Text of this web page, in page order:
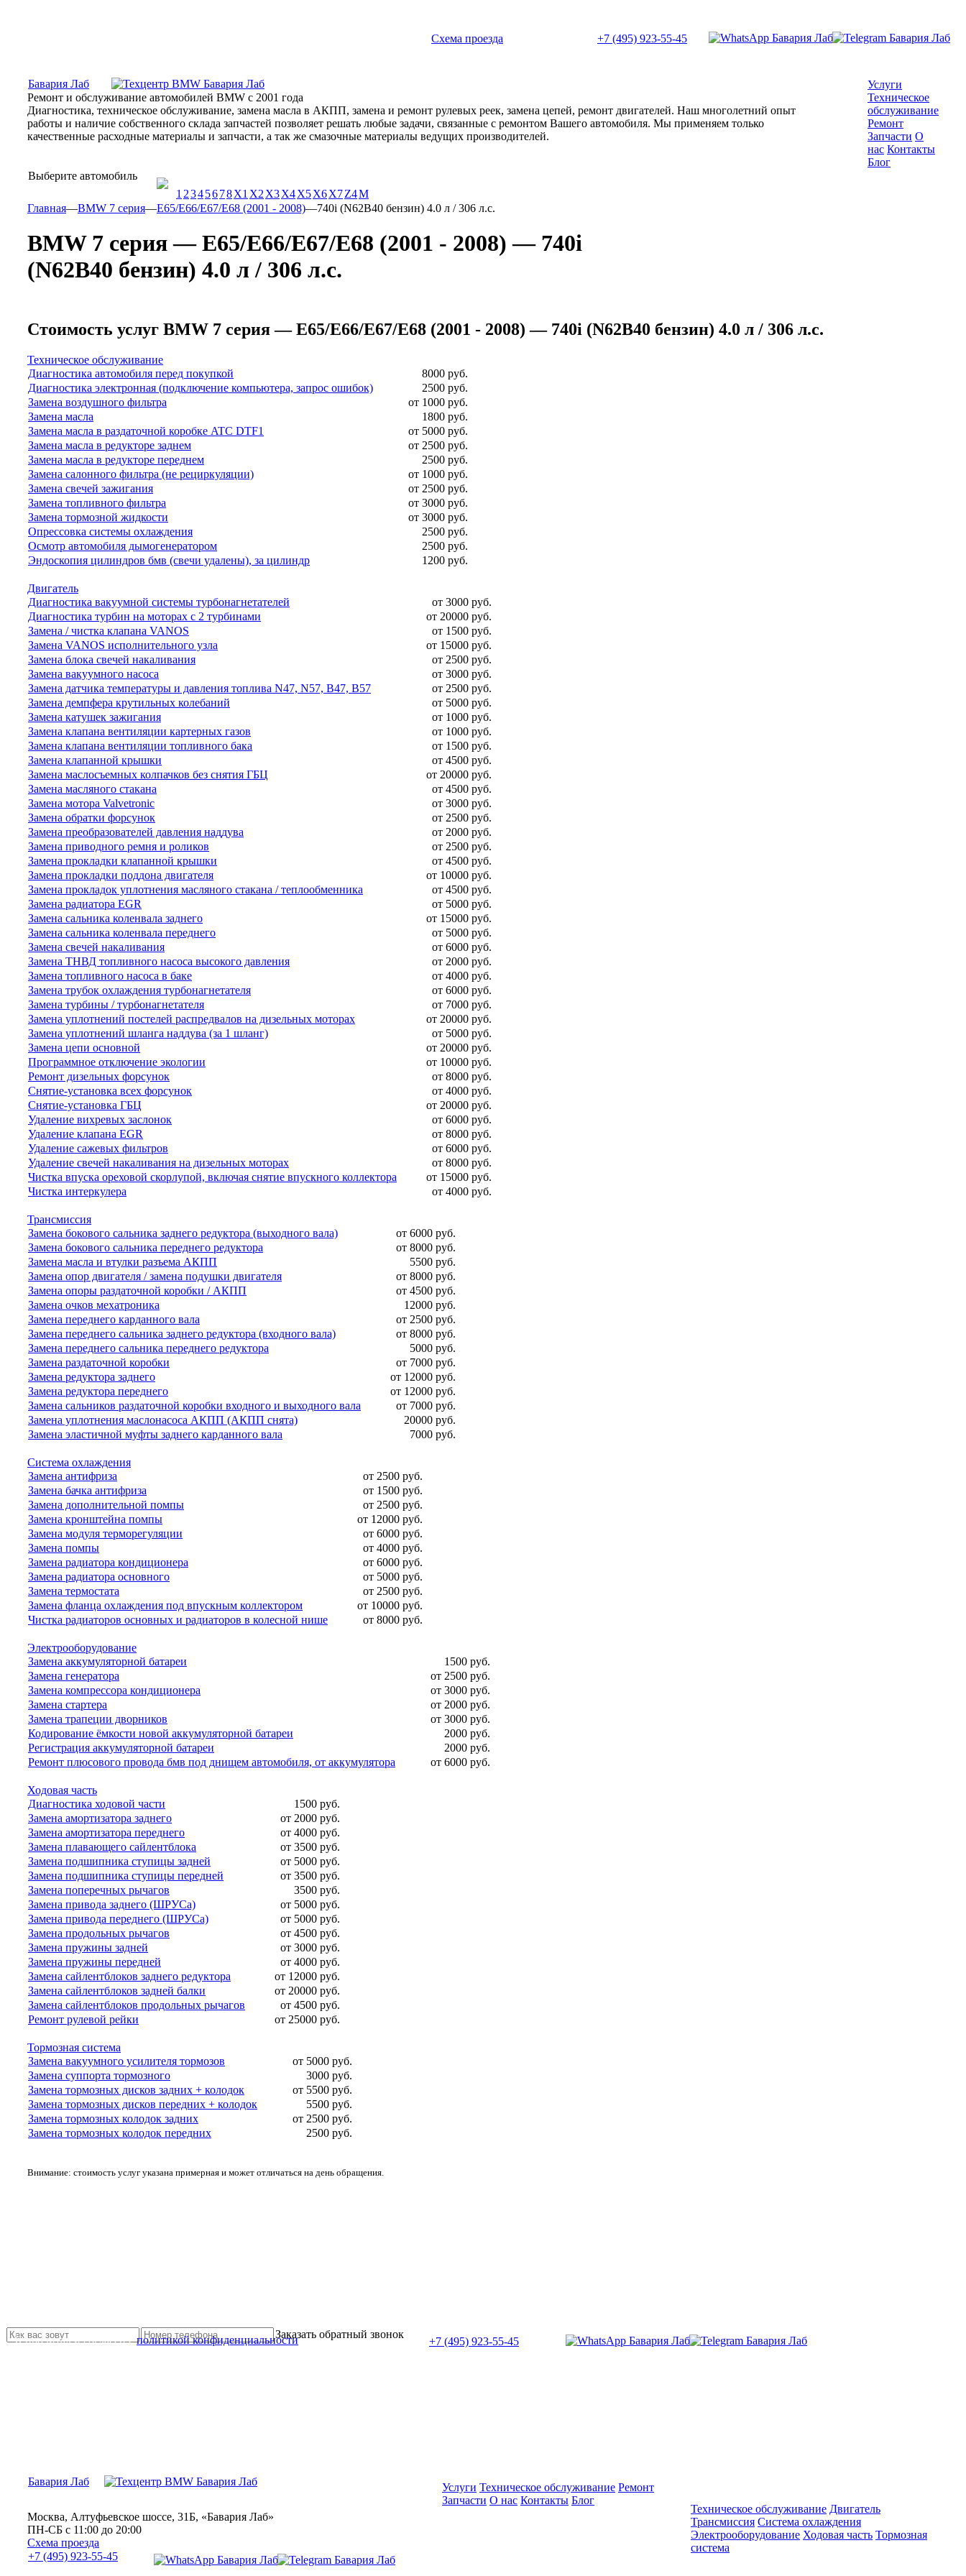
Схема проезда +7 (495) 923-55-45
Бавария Лаб
Ремонт и обслуживание автомобилей BMW с 2001 года
Диагностика, техническое обслуживание, замена масла в АКПП, замена и ремонт рулевых реек, замена цепей, ремонт двигателей. Наш многолетний опыт
работы и наличие собственного склада запчастей позволяет решать любые задачи, связанные с ремонтом Вашего автомобиля. Мы применяем только
качественные расходные материалы и запчасти, а так же смазочные материалы ведущих производителей.
Услуги
Техническое
обслуживание
Ремонт
Запчасти О
нас Контакты
Блог
Выберите автомобиль
1 2345678X1 X2 X3X4X5X6X7Z4М
Главная—BMW 7 серия—E65/E66/E67/E68 (2001 - 2008)—740i (N62B40 бензин) 4.0 л / 306 л.с.
BMW 7 серия — E65/E66/E67/E68 (2001 - 2008) — 740i
(N62B40 бензин) 4.0 л / 306 л.с.
Стоимость услуг BMW 7 серия — E65/E66/E67/E68 (2001 - 2008) — 740i (N62B40 бензин) 4.0 л / 306 л.с.
Техническое обслуживание
Диагностика автомобиля перед покупкой
8000 руб.
Диагностика электронная (подключение компьютера, запрос ошибок)
2500 руб.
Замена воздушного фильтра
от 1000 руб.
Замена масла
1800 руб.
Замена масла в раздаточной коробке ATC DTF1
от 5000 руб.
Замена масла в редукторе заднем
от 2500 руб.
Замена масла в редукторе переднем
2500 руб.
Замена салонного фильтра (не рециркуляции)
от 1000 руб.
Замена свечей зажигания
от 2500 руб.
Замена топливного фильтра
от 3000 руб.
Замена тормозной жидкости
от 3000 руб.
Опрессовка системы охлаждения
2500 руб.
Осмотр автомобиля дымогенератором
2500 руб.
Эндоскопия цилиндров бмв (свечи удалены), за цилиндр
1200 руб.
Двигатель
Диагностика вакуумной системы турбонагнетателей
от 3000 руб.
Диагностика турбин на моторах с 2 турбинами
от 20000 руб.
Замена / чистка клапана VANOS
от 1500 руб.
Замена VANOS исполнительного узла
от 15000 руб.
Замена блока свечей накаливания
от 2500 руб.
Замена вакуумного насоса
от 3000 руб.
Замена датчика температуры и давления топлива N47, N57, B47, B57
от 2500 руб.
Замена демпфера крутильных колебаний
от 5000 руб.
Замена катушек зажигания
от 1000 руб.
Замена клапана вентиляции картерных газов
от 1000 руб.
Замена клапана вентиляции топливного бака
от 1500 руб.
Замена клапанной крышки
от 4500 руб.
Замена маслосъемных колпачков без снятия ГБЦ
от 20000 руб.
Замена масляного стакана
от 4500 руб.
Замена мотора Valvetronic
от 3000 руб.
Замена обратки форсунок
от 2500 руб.
Замена преобразователей давления наддува
от 2000 руб.
Замена приводного ремня и роликов
от 2500 руб.
Замена прокладки клапанной крышки
от 4500 руб.
Замена прокладки поддона двигателя
от 10000 руб.
Замена прокладок уплотнения масляного стакана / теплообменника
от 4500 руб.
Замена радиатора EGR
от 5000 руб.
Замена сальника коленвала заднего
от 15000 руб.
Замена сальника коленвала переднего
от 5000 руб.
Замена свечей накаливания
от 6000 руб.
Замена ТНВД топливного насоса высокого давления
от 2000 руб.
Замена топливного насоса в баке
от 4000 руб.
Замена трубок охлаждения турбонагнетателя
от 6000 руб.
Замена турбины / турбонагнетателя
от 7000 руб.
Замена уплотнений постелей распредвалов на дизельных моторах
от 20000 руб.
Замена уплотнений шланга наддува (за 1 шланг)
от 5000 руб.
Замена цепи основной
от 20000 руб.
Программное отключение экологии
от 10000 руб.
Ремонт дизельных форсунок
от 8000 руб.
Снятие-установка всех форсунок
от 4000 руб.
Снятие-установка ГБЦ
от 20000 руб.
Удаление вихревых заслонок
от 6000 руб.
Удаление клапана EGR
от 8000 руб.
Удаление сажевых фильтров
от 6000 руб.
Удаление свечей накаливания на дизельных моторах
от 8000 руб.
Чистка впуска ореховой скорлупой, включая снятие впускного коллектора
от 15000 руб.
Чистка интеркулера
от 4000 руб.
Трансмиссия
Замена бокового сальника заднего редуктора (выходного вала)
от 6000 руб.
Замена бокового сальника переднего редуктора
от 8000 руб.
Замена масла и втулки разъема АКПП
5500 руб.
Замена опор двигателя / замена подушки двигателя
от 8000 руб.
Замена опоры раздаточной коробки / АКПП
от 4500 руб.
Замена очков мехатроника
12000 руб.
Замена переднего карданного вала
от 2500 руб.
Замена переднего сальника заднего редуктора (входного вала)
от 8000 руб.
Замена переднего сальника переднего редуктора
5000 руб.
Замена раздаточной коробки
от 7000 руб.
Замена редуктора заднего
от 12000 руб.
Замена редуктора переднего
от 12000 руб.
Замена сальников раздаточной коробки входного и выходного вала
от 7000 руб.
Замена уплотнения маслонасоса АКПП (АКПП снята)
20000 руб.
Замена эластичной муфты заднего карданного вала
7000 руб.
Система охлаждения
Замена антифриза
от 2500 руб.
Замена бачка антифриза
от 1500 руб.
Замена дополнительной помпы
от 2500 руб.
Замена кронштейна помпы
от 12000 руб.
Замена модуля терморегуляции
от 6000 руб.
Замена помпы
от 4000 руб.
Замена радиатора кондиционера
от 6000 руб.
Замена радиатора основного
от 5000 руб.
Замена термостата
от 2500 руб.
Замена фланца охлаждения под впускным коллектором
от 10000 руб.
Чистка радиаторов основных и радиаторов в колесной нише
от 8000 руб.
Электрооборудование
Замена аккумуляторной батареи
1500 руб.
Замена генератора
от 2500 руб.
Замена компрессора кондиционера
от 3000 руб.
Замена стартера
от 2000 руб.
Замена трапеции дворников
от 3000 руб.
Кодирование ёмкости новой аккумуляторной батареи
2000 руб.
Регистрация аккумуляторной батареи
2000 руб.
Ремонт плюсового провода бмв под днищем автомобиля, от аккумулятора
от 6000 руб.
Ходовая часть
Диагностика ходовой части
1500 руб.
Замена амортизатора заднего
от 2000 руб.
Замена амортизатора переднего
от 4000 руб.
Замена плавающего сайлентблока
от 3500 руб.
Замена подшипника ступицы задней
от 5000 руб.
Замена подшипника ступицы передней
от 3500 руб.
Замена поперечных рычагов
3500 руб.
Замена привода заднего (ШРУСа)
от 5000 руб.
Замена привода переднего (ШРУСа)
от 5000 руб.
Замена продольных рычагов
от 4500 руб.
Замена пружины задней
от 3000 руб.
Замена пружины передней
от 4000 руб.
Замена сайлентблоков заднего редуктора
от 12000 руб.
Замена сайлентблоков задней балки
от 20000 руб.
Замена сайлентблоков продольных рычагов
от 4500 руб.
Ремонт рулевой рейки
от 25000 руб.
Тормозная система
Замена вакуумного усилителя тормозов
от 5000 руб.
Замена суппорта тормозного
3000 руб.
Замена тормозных дисков задних + колодок
от 5500 руб.
Замена тормозных дисков передних + колодок
5500 руб.
Замена тормозных колодок задних
от 2500 руб.
Замена тормозных колодок передних
2500 руб.
Внимание: стоимость услуг указана примерная и может отличаться на день обращения.
Заказать обратный звонок
Я прочитал и согласен сполитикой конфиденциальности
+7 (495) 923-55-45
Бавария Лаб
Москва, Алтуфьевское шоссе, 31Б, «Бавария Лаб»
ПН-СБ с 11:00 до 20:00
Схема проезда
+7 (495) 923-55-45
Услуги Техническое обслуживание Ремонт
Запчасти О нас Контакты Блог
Техническое обслуживание Двигатель
Трансмиссия Система охлаждения
Электрооборудование Ходовая часть Тормозная
система